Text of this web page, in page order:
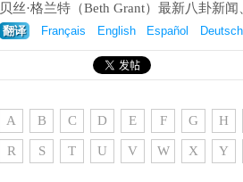
贝丝·格兰特（Beth Grant）最新八卦新闻
翻译 Français English Español Deutsch
A B C D E F G H
R S T U V W X Y